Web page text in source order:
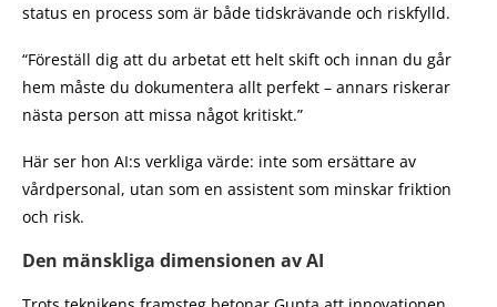
status en process som är både tidskrävande och riskfylld.
“Föreställ dig att du arbetat ett helt skift och innan du går
hem måste du dokumentera allt perfekt – annars riskerar
nästa person att missa något kritiskt.”
Här ser hon AI:s verkliga värde: inte som ersättare av
vårdpersonal, utan som en assistent som minskar friktion
och risk.
Den mänskliga dimensionen av AI